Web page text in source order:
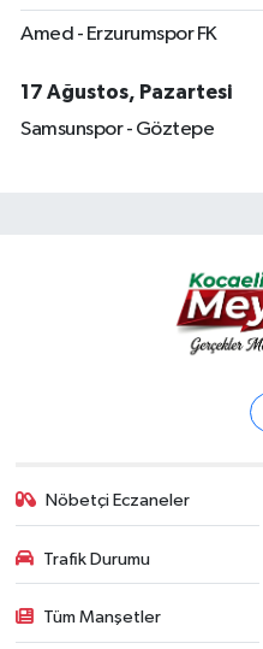
Amed - Erzurumspor FK
17 Ağustos, Pazartesi
Samsunspor - Göztepe
Nöbetçi Eczaneler
Trafik Durumu
Tüm Manşetler